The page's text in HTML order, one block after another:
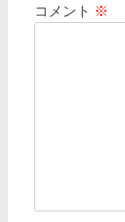
コメント ※